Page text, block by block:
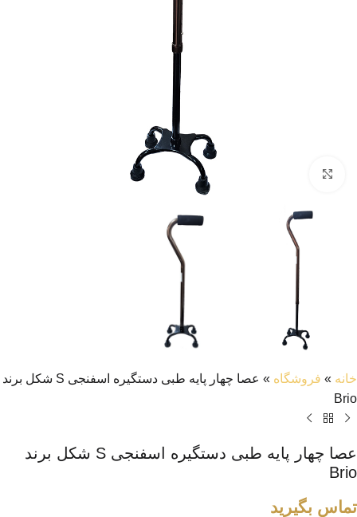
خانه » فروشگاه »
عصا چهار پایه طبی دستگیره اسفنجی S شکل برند
Brio
عصا چهار پایه طبی دستگیره اسفنجی S شکل برند
Brio
تماس بگیرید